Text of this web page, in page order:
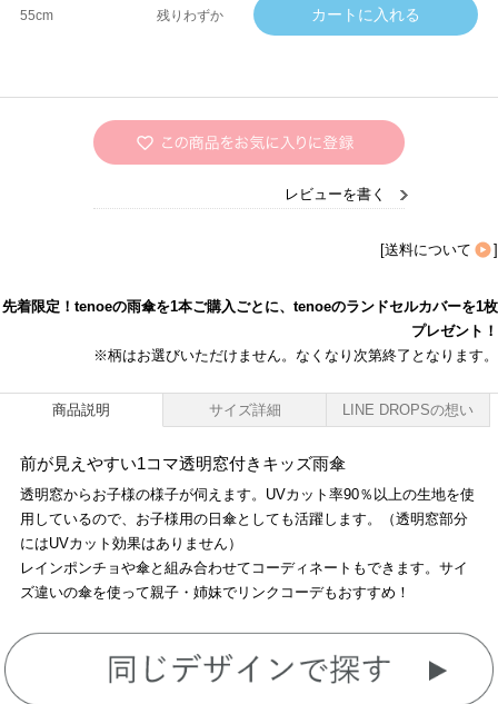
55cm 残りわずか
レビューを書く
[送料について ]
先着限定！tenoeの雨傘を1本ご購入ごとに、tenoeのランドセルカバーを1枚
プレゼント！
※柄はお選びいただけません。なくなり次第終了となります。
商品説明 サイズ詳細 LINE DROPSの想い
前が見えやすい1コマ透明窓付きキッズ雨傘
透明窓からお子様の様子が伺えます。UVカット率90％以上の生地を使
用しているので、お子様用の日傘としても活躍します。（透明窓部分
にはUVカット効果はありません）
レインポンチョや傘と組み合わせてコーディネートもできます。サイ
ズ違いの傘を使って親子・姉妹でリンクコーデもおすすめ！